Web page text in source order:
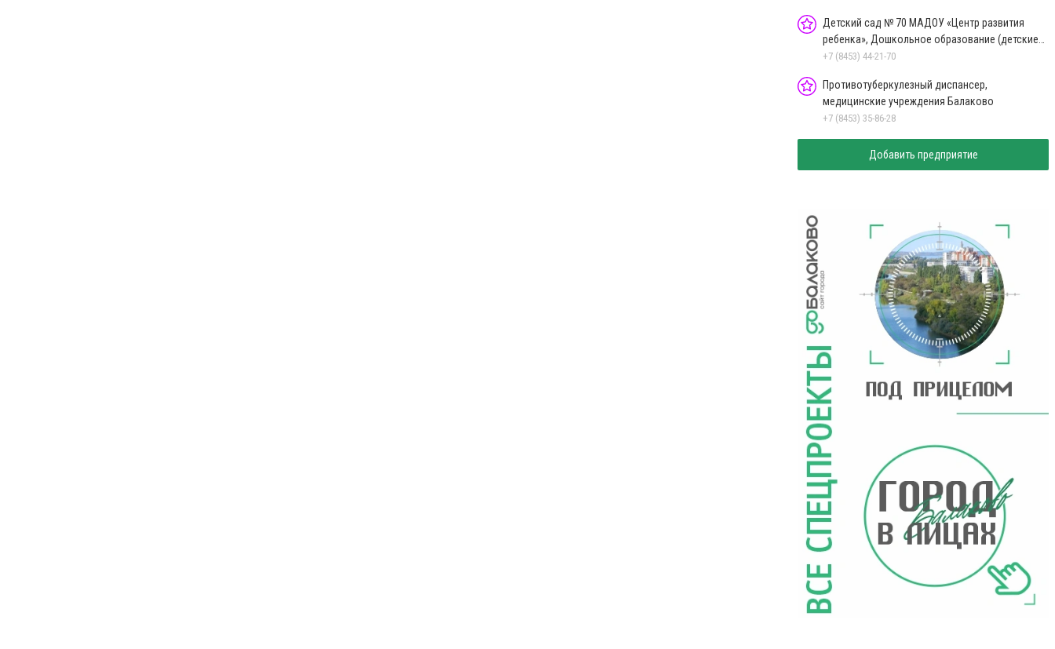
Детский сад № 70 МАДОУ «Центр развития
ребенка», Дошкольное образование (детские
сады) Балаково
+7 (8453) 44-21-70
Противотуберкулезный диспансер,
медицинские учреждения Балаково
+7 (8453) 35-86-28
Добавить предприятие